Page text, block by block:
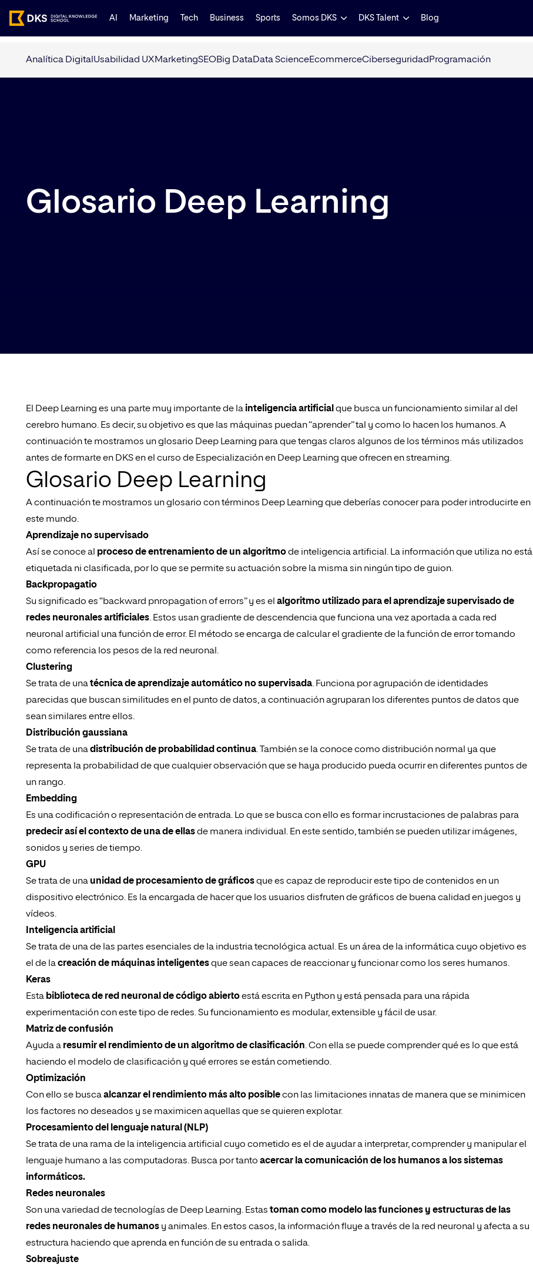
AI Marketing Tech Business Sports Somos DKS DKS Talent Blog
Analítica Digital Usabilidad UXMarketingSEOBig DataData ScienceEcommerceCiberseguridad Programación
Glosario Deep Learning
El Deep Learning es una parte muy importante de la inteligencia artificial que busca un funcionamiento similar al del
cerebro humano. Es decir, su objetivo es que las máquinas puedan “aprender” tal y como lo hacen los humanos. A
continuación te mostramos un glosario Deep Learning para que tengas claros algunos de los términos más utilizados
antes de formarte en DKS en el curso de Especialización en Deep Learning que ofrecen en streaming.
Glosario Deep Learning
A continuación te mostramos un glosario con términos Deep Learning que deberías conocer para poder introducirte en
este mundo.
Aprendizaje no supervisado
Así se conoce al proceso de entrenamiento de un algoritmode inteligencia artificial. La información que utiliza no está
etiquetada ni clasificada, por lo que se permite su actuación sobre la misma sin ningún tipo de guion.
Backpropagatio
Su significado es “backward pnropagation of errors” y es el algoritmo utilizado para el aprendizaje supervisado de
redes neuronales artificiales. Estos usan gradiente de descendencia que funciona una vez aportada a cada red
neuronal artificial una función de error. El método se encarga de calcular el gradiente de la función de error tomando
como referencia los pesos de la red neuronal.
Clustering
Se trata de unatécnica de aprendizaje automático no supervisada. Funciona por agrupación de identidades
parecidas que buscan similitudes en el punto de datos, a continuación agruparan los diferentes puntos de datos que
sean similares entre ellos.
Distribución gaussiana
Se trata de unadistribución de probabilidad continua. También se la conoce como distribución normal ya que
representa la probabilidad de que cualquier observación que se haya producido pueda ocurrir en diferentes puntos de
un rango.
Embedding
Es una codificación o representación de entrada. Lo que se busca con ello es formar incrustaciones de palabras para
predecir así el contexto de una de ellasde manera individual. En este sentido, también se pueden utilizar imágenes,
sonidos y series de tiempo.
GPU
Se trata de una unidad de procesamiento de gráficosque es capaz de reproducir este tipo de contenidos en un
dispositivo electrónico. Es la encargada de hacer que los usuarios disfruten de gráficos de buena calidad en juegos y
vídeos.
Inteligencia artificial
Se trata de una de las partes esenciales de la industria tecnológica actual. Es un área de la informática cuyo objetivo es
el de lacreación de máquinas inteligentesque sean capaces de reaccionar y funcionar como los seres humanos.
Keras
Esta biblioteca de red neuronal de código abiertoestá escrita en Python y está pensada para una rápida
experimentación con este tipo de redes. Su funcionamiento es modular, extensible y fácil de usar.
Matriz de confusión
Ayuda a resumir el rendimiento de un algoritmo de clasificación. Con ella se puede comprender qué es lo que está
haciendo el modelo de clasificación y qué errores se están cometiendo.
Optimización
Con ello se buscaalcanzar el rendimiento más alto posiblecon las limitaciones innatas de manera que se minimicen
los factores no deseados y se maximicen aquellas que se quieren explotar.
Procesamiento del lenguaje natural (NLP)
Se trata de una rama de la inteligencia artificial cuyo cometido es el de ayudar a interpretar, comprender y manipular el
lenguaje humano a las computadoras. Busca por tanto acercar la comunicación de los humanos a los sistemas
informáticos.
Redes neuronales
Son una variedad de tecnologías de Deep Learning. Estas toman como modelo las funciones y estructuras de las
redes neuronales de humanos y animales. En estos casos, la información fluye a través de la red neuronal y afecta a su
estructura haciendo que aprenda en función de su entrada o salida.
Sobreajuste